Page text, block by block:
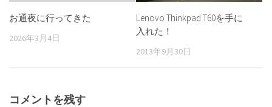
お通夜に行ってきた
2026年3月4日
Lenovo Thinkpad T60を手に
入れた！
2013年9月30日
コメントを残す